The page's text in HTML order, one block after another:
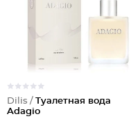
Dilis / Туалетная вода
Adagio